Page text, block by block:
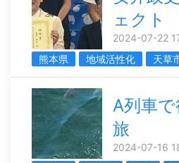
ェクト
2024-07-22
熊本県
地域活性化 天草
A列車
旅
2024-07-16